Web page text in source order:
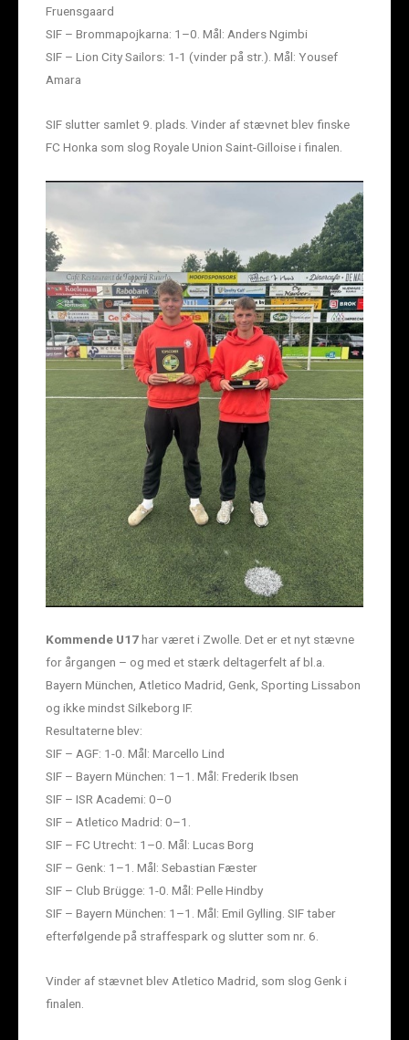
Fruensgaard
SIF – Brommapojkarna: 1–0. Mål: Anders Ngimbi
SIF – Lion City Sailors: 1-1 (vinder på str.). Mål: Yousef
Amara
SIF slutter samlet 9. plads. Vinder af stævnet blev finske
FC Honka som slog Royale Union Saint-Gilloise i finalen.
Kommende U17har været i Zwolle. Det er et nyt stævne
for årgangen – og med et stærk deltagerfelt af bl.a.
Bayern München, Atletico Madrid, Genk, Sporting Lissabon
og ikke mindst Silkeborg IF.
Resultaterne blev:
SIF – AGF: 1-0. Mål: Marcello Lind
SIF – Bayern München: 1–1. Mål: Frederik Ibsen
SIF – ISR Academi: 0–0
SIF – Atletico Madrid: 0–1.
SIF – FC Utrecht: 1–0. Mål: Lucas Borg
SIF – Genk: 1–1. Mål: Sebastian Fæster
SIF – Club Brügge: 1-0. Mål: Pelle Hindby
SIF – Bayern München: 1–1. Mål: Emil Gylling. SIF taber
efterfølgende på straffespark og slutter som nr. 6.
Vinder af stævnet blev Atletico Madrid, som slog Genk i
finalen.